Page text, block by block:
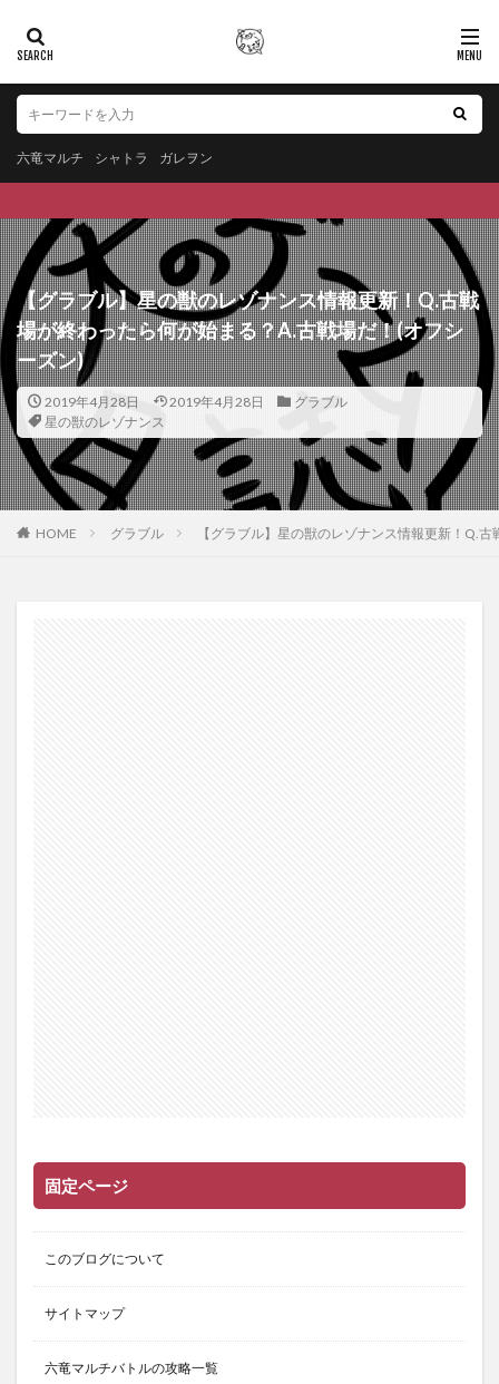
六竜マルチ シャトラ ガレヲン
【グラブル】星の獣のレゾナンス情報更新！Q.古戦
場が終わったら何が始まる？A.古戦場だ！(オフシ
ーズン)
2019年4月28日 2019年4月28日
グラブル
星の獣のレゾナンス
HOME グラブル 【グラブル】星の獣のレゾナンス情報更新！Q.
固定ページ
このブログについて
サイトマップ
六竜マルチバトルの攻略一覧